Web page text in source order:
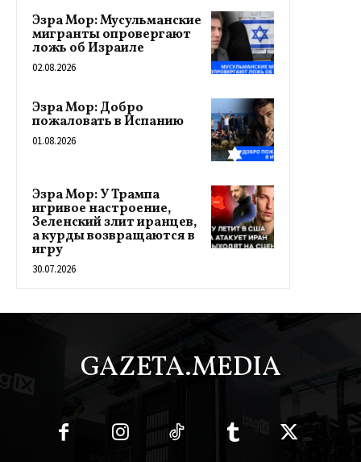
Эзра Мор: Мусульманские
мигранты опровергают
ложь об Израиле
02.08.2026
Эзра Мор: Добро
пожаловать в Испанию
01.08.2026
Эзра Мор: У Трампа
игривое настроение,
Зеленский злит иранцев,
а курды возвращаются в
игру
30.07.2026
GAZETA.MEDIA